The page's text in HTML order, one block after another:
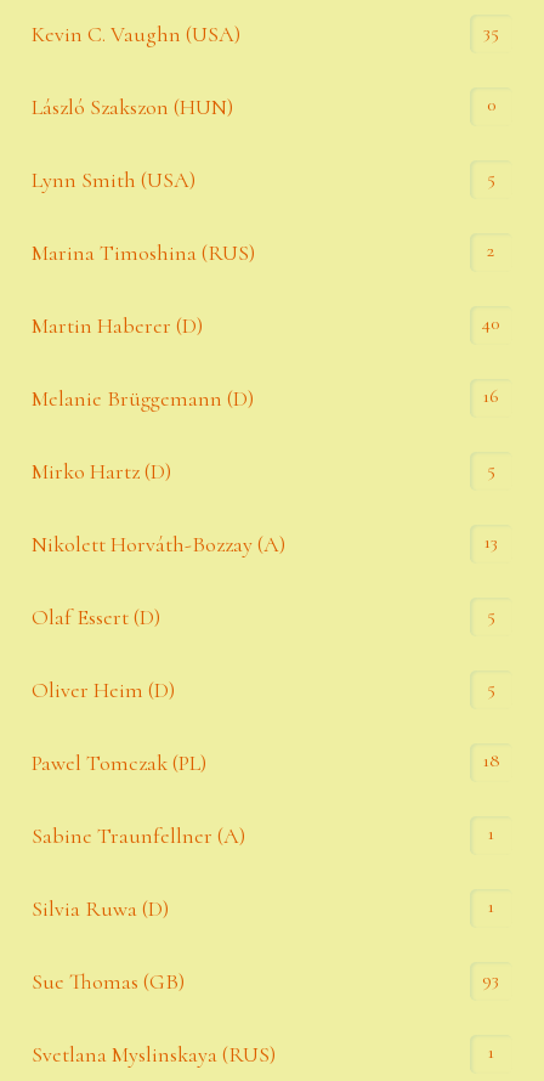
Kevin C. Vaughn (USA) 35
László Szakszon (HUN) 0
Lynn Smith (USA) 5
Marina Timoshina (RUS) 2
Martin Haberer (D) 40
Melanie Brüggemann (D) 16
Mirko Hartz (D) 5
Nikolett Horváth-Bozzay (A) 13
Olaf Essert (D) 5
Oliver Heim (D) 5
Pawel Tomczak (PL) 18
Sabine Traunfellner (A) 1
Silvia Ruwa (D) 1
Sue Thomas (GB) 93
Svetlana Myslinskaya (RUS) 1